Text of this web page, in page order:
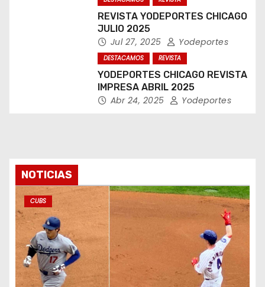
REVISTA YODEPORTES CHICAGO
JULIO 2025
Jul 27, 2025 Yodeportes
DESTACAMOS REVISTA
YODEPORTES CHICAGO REVISTA
IMPRESA ABRIL 2025
Abr 24, 2025 Yodeportes
NOTICIAS
CUBS